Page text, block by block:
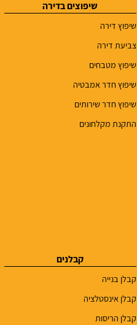
שיפוצים בדירה
שיפוץ דירה
צביעת דירה
שיפוץ מטבחים
שיפוץ חדר אמבטיה
שיפוץ חדר שירותים
התקנת מקלחונים
קבלנים
קבלן בנייה
קבלן אינסטלציה
קבלן הריסות